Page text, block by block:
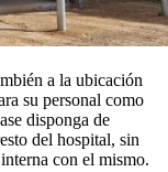
a la ubicación
su personal como
disponga de
del hospital, sin
con el mismo.